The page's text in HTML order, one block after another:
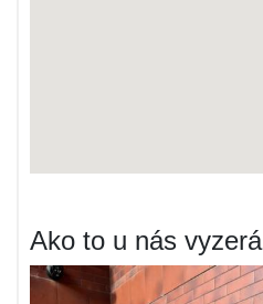
Ako to u nás vyzerá